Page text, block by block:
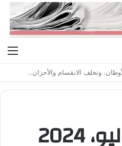
وتخلف الانقسام والأحزان..